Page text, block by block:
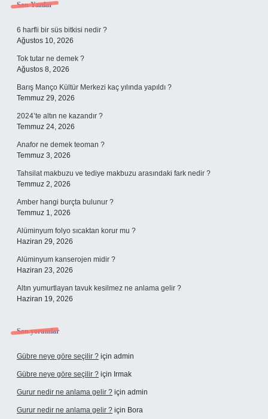
Sidebar
Son Yazılar
6 harfli bir süs bitkisi nedir ?
Ağustos 10, 2026
Tok tutar ne demek ?
Ağustos 8, 2026
Barış Manço Kültür Merkezi kaç yılında yapıldı ?
Temmuz 29, 2026
2024’te altın ne kazandır ?
Temmuz 24, 2026
Anafor ne demek teoman ?
Temmuz 3, 2026
Tahsilat makbuzu ve tediye makbuzu arasındaki fark nedir ?
Temmuz 2, 2026
Amber hangi burçta bulunur ?
Temmuz 1, 2026
Alüminyum folyo sıcaktan korur mu ?
Haziran 29, 2026
Alüminyum kanserojen midir ?
Haziran 23, 2026
Altın yumurtlayan tavuk kesilmez ne anlama gelir ?
Haziran 19, 2026
Son yorumlar
Gübre neye göre seçilir ? için admin
Gübre neye göre seçilir ? için Irmak
Gurur nedir ne anlama gelir ? için admin
Gurur nedir ne anlama gelir ? için Bora